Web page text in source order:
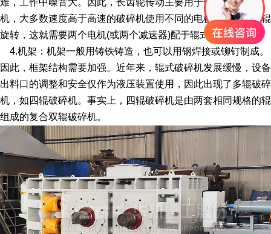
难，工作中噪音大。因此，长齿轮传动主要用于低速双辊破碎
机，大多数速度高于高速的破碎机使用不同的电机来驱动两个辊
旋转，这就需要两个电机(或两个减速器)配于辊式破碎机。
4.机架：机架一般用铸铁铸造，也可以用钢焊接或铆钉制成。
因此，框架结构需要加强。近年来，辊式破碎机发展缓慢，设备
出料口的调整和安全仅作为液压装置使用，因此出现了多辊破碎
机，如四辊破碎机。事实上，四辊破碎机是由两套相同规格的辊
组成的复合双辊破碎机。